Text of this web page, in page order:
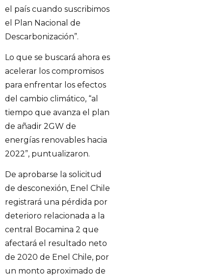
el país cuando suscribimos
el Plan Nacional de
Descarbonización”.
Lo que se buscará ahora es
acelerar los compromisos
para enfrentar los efectos
del cambio climático, “al
tiempo que avanza el plan
de añadir 2GW de
energías renovables hacia
2022”, puntualizaron.
De aprobarse la solicitud
de desconexión, Enel Chile
registrará una pérdida por
deterioro relacionada a la
central Bocamina 2 que
afectará el resultado neto
de 2020 de Enel Chile, por
un monto aproximado de